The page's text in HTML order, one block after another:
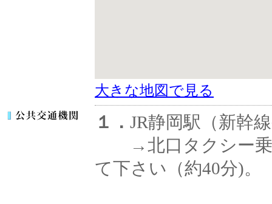
大きな地図で見る
１． JR静岡駅（新幹
→北口タクシー乗
て下さい（約40分)。